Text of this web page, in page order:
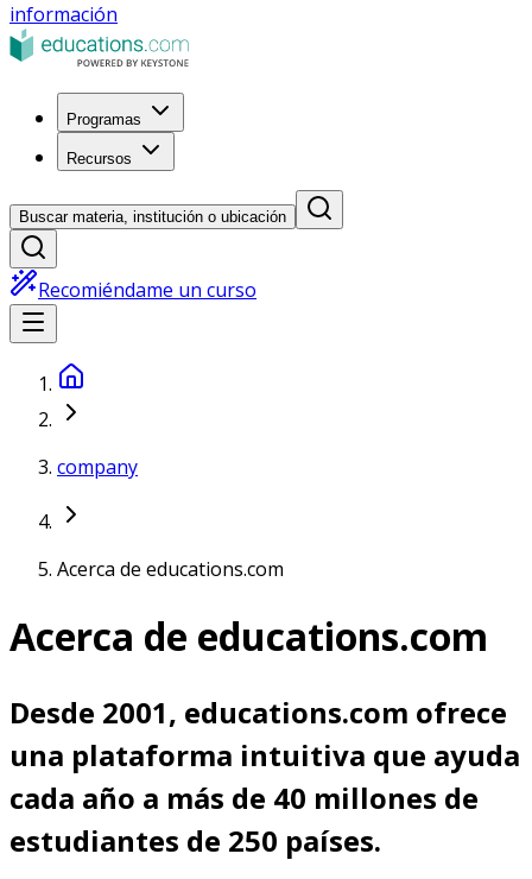
información
Programas
Recursos
Buscar materia, institución o ubicación
Recomiéndame un curso
company
Acerca de educations.com
Acerca de educations.com
Desde 2001, educations.com ofrece
una plataforma intuitiva que ayuda
cada año a más de 40 millones de
estudiantes de 250 países.